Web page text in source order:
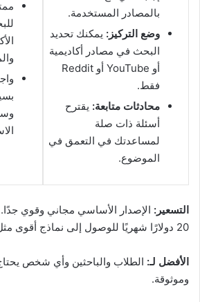
بالمصادر المستخدمة.
وضع التركيز: يمكنك تحديد
البحث في مصادر أكاديمية
أو YouTube أو Reddit
فقط.
محادثات متابعة: يقترح
أسئلة ذات صلة
لمساعدتك في التعمق في
الموضوع.
التسعير:
20 دولارًا شهريًا للوصول إلى نماذج أقوى مثل Claude 3.
الأفضل لـ: الطلاب والباحثين وأي شخص
وموثوقة.